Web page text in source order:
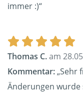
immer :)“
Thomas C.am
Kommentar:„Sehr
Änderungen